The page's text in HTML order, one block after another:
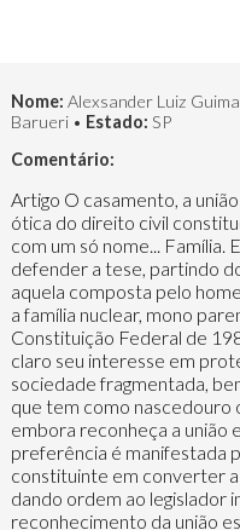
Nome: Alexsander Luiz
Barueri • Estado: SP
Comentário:
Artigo O casamento, a
ótica do direito civil
com um só nome...
defender a tese, partindo
aquela composta pelo
a família nuclear, mono
Constituição Federal de
claro seu interesse em
sociedade fragmentada,
que tem como nascedouro
embora reconheça a união
preferência é manifestada
constituinte em converter
dando ordem ao legislador
reconhecimento da união